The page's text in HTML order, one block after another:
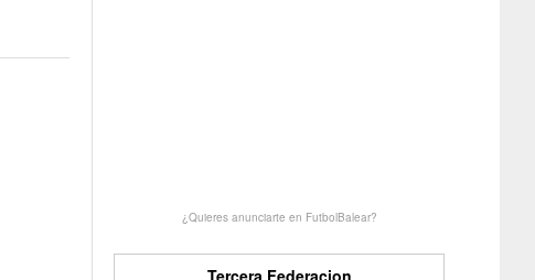
¿Quieres anunciarte en FutbolBalear?
Tercera Federacion